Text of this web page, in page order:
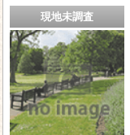
現地未調査